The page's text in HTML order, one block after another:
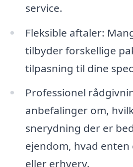
service.
Fleksible aftaler:
tilbyder forskellige
tilpasning til dine
Professionel
anbefalinger om,
snerydning der er
ejendom, hvad
eller erhverv.